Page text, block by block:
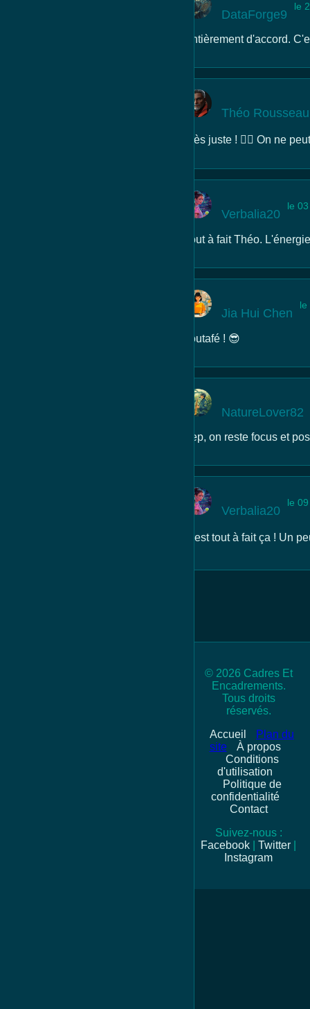
DataForge9
le
Entièrement d'accord.
Théo Rousseau
Très juste ! 👍🏻 On ne
Verbalia20
le
Tout à fait Théo.
Jia Hui Chen
le
Toutafé ! 😎
NatureLover82
Yep, on reste focus et
Verbalia20
le
C'est tout à fait ça ! Un
© 2026 Cadres Et
Encadrements.
Tous droits
réservés.
Accueil
Plan du
site
À propos
Conditions
d'utilisation
Politique de
confidentialité
Contact
Suivez-nous :
Facebook
Twitter
Instagram